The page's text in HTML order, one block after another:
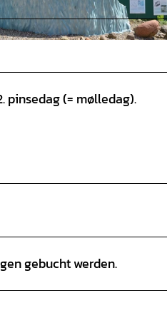
pinsedag (= mølledag).
gebucht werden.